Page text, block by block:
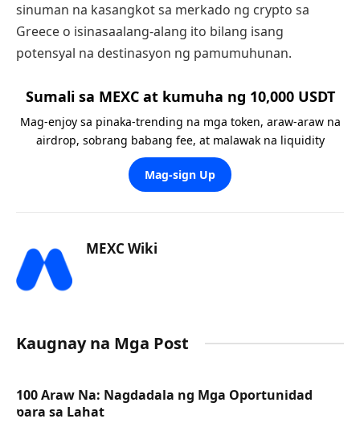
sinuman na kasangkot sa merkado ng crypto sa
Greece o isinasaalang-alang ito bilang isang
potensyal na destinasyon ng pamumuhunan.
Sumali sa MEXC at kumuha ng 10,000 USDT
Mag-enjoy sa pinaka-trending na mga token, araw-araw na
airdrop, sobrang babang fee, at malawak na liquidity
Mag-sign Up
MEXC Wiki
Kaugnay na Mga Post
100 Araw Na: Nagdadala ng Mga Oportunidad
para sa Lahat